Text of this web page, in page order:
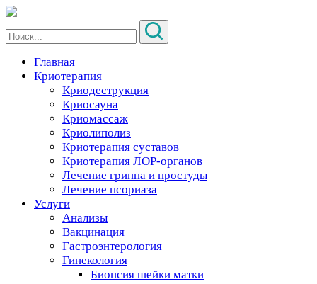
Главная
Криотерапия
Криодеструкция
Криосауна
Криомассаж
Криолиполиз
Криотерапия суставов
Криотерапия ЛОР-органов
Лечение гриппа и простуды
Лечение псориаза
Услуги
Анализы
Вакцинация
Гастроэнтерология
Гинекология
Биопсия шейки матки